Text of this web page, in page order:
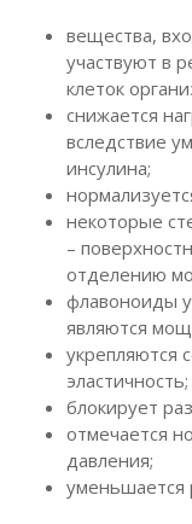
вещества,
участвуют в
клеток
снижается
вследствие
инсулина;
некоторые
–
отделению
флавоноиды
являются
укрепляются
эластичность;
блокирует
отмечается
давления;
уменьшается